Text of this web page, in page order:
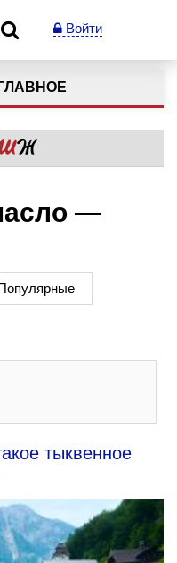
Войти
ГЛАВНОЕ
—
тыквенное